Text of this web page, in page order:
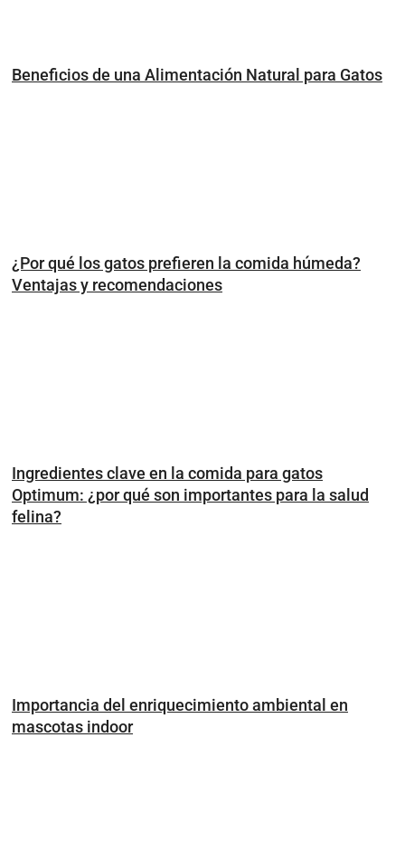
Beneficios de una Alimentación Natural para Gatos
¿Por qué los gatos prefieren la comida húmeda?
Ventajas y recomendaciones
Ingredientes clave en la comida para gatos
Optimum: ¿por qué son importantes para la salud
felina?
Importancia del enriquecimiento ambiental en
mascotas indoor